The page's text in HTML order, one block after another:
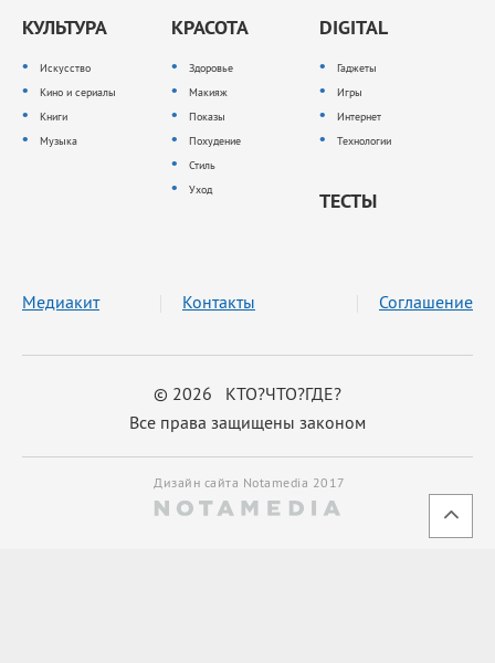
КУЛЬТУРА
Искусство
Кино и сериалы
Книги
Музыка
КРАСОТА
Здоровье
Макияж
Показы
Похудение
Стиль
Уход
DIGITAL
Гаджеты
Игры
Интернет
Технологии
ТЕСТЫ
© 2026 КТО?ЧТО?ГДЕ?
Все права защищены законом
Медиакит Контакты Соглашение
Дизайн сайта Notamedia 2017